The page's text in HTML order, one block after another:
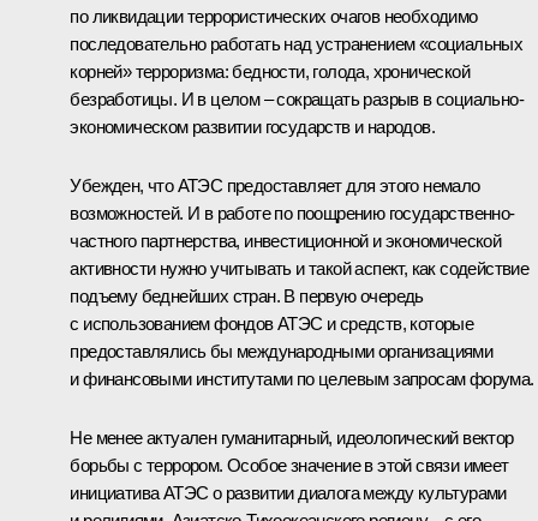
по ликвидации террористических очагов необходимо
последовательно работать над устранением «социальных
корней» терроризма: бедности, голода, хронической
безработицы. И в целом – сокращать разрыв в социально-
экономическом развитии государств и народов.
Убежден, что АТЭС предоставляет для этого немало
возможностей. И в работе по поощрению государственно-
частного партнерства, инвестиционной и экономической
активности нужно учитывать и такой аспект, как содействие
подъему беднейших стран. В первую очередь
с использованием фондов АТЭС и средств, которые
предоставлялись бы международными организациями
и финансовыми институтами по целевым запросам форума.
Не менее актуален гуманитарный, идеологический вектор
борьбы с террором. Особое значение в этой связи имеет
инициатива АТЭС о развитии диалога между культурами